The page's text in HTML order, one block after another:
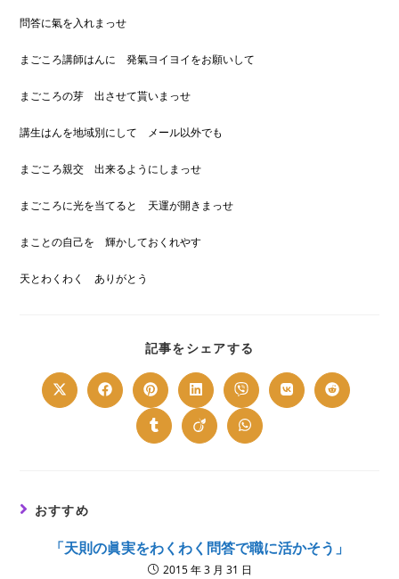
問答に氣を入れまっせ
まごころ講師はんに 発氣ヨイヨイをお願いして
まごころの芽 出させて貰いまっせ
講生はんを地域別にして メール以外でも
まごころ親交 出来るようにしまっせ
まごころに光を当てると 天運が開きまっせ
まことの自己を 輝かしておくれやす
天とわくわく ありがとう
記事をシェアする
CONTENT
Opens
in
Opens
in
window
Opens
in
a
new
window
Opens
in
a
new
window
Opens
in
a
new
window
Opens
in
Opens
in
Opens
in
Opens
in
Opens
in
おすすめ
「天則の眞実をわくわく問答で職に活かそう」
2015 年 3 月 31 日